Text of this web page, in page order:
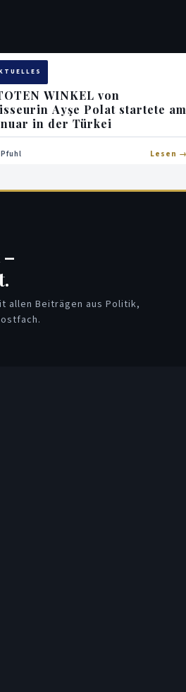
WINKEL von
Ayşe Polat startete am
in der Türkei
Lesen
allen Beiträgen aus Politik,